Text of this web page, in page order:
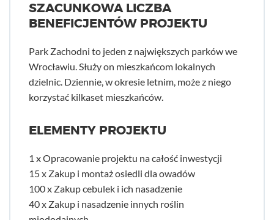
SZACUNKOWA LICZBA
BENEFICJENTÓW PROJEKTU
Park Zachodni to jeden z największych parków we
Wrocławiu. Służy on mieszkańcom lokalnych
dzielnic. Dziennie, w okresie letnim, może z niego
korzystać kilkaset mieszkańców.
ELEMENTY PROJEKTU
1 x Opracowanie projektu na całość inwestycji
15 x Zakup i montaż osiedli dla owadów
100 x Zakup cebulek i ich nasadzenie
40 x Zakup i nasadzenie innych roślin